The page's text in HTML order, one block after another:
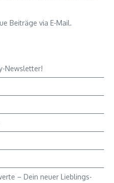
Beiträge via E-Mail.
Newsletter!
– Dein neuer Lieblings-